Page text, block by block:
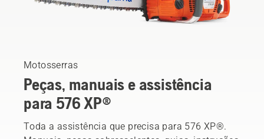
Motosserras
Peças, manuais e assistência
para 576 XP®
Toda a assistência que precisa para 576 XP®.